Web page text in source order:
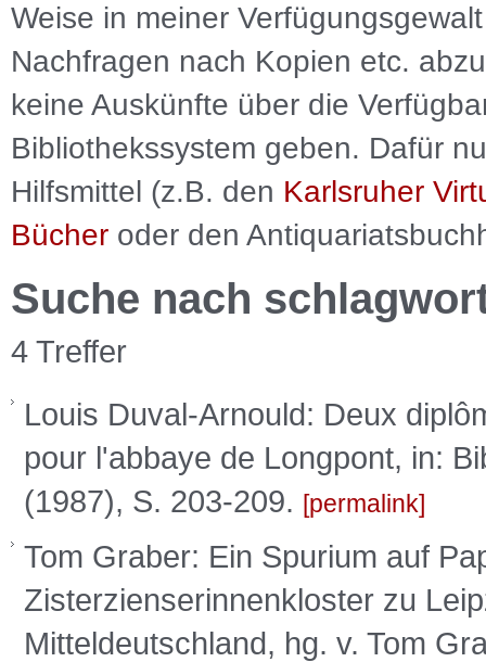
Weise in meiner
Nachfragen nach Kopien etc.
keine Auskünfte über die
Bibliothekssystem geben. Dafür
Hilfsmittel (z.B. den Karlsruher
Bücher oder den
Suche nach
4 Treffer
Louis Duval-Arnould: Deux
pour l'abbaye de Longpont, in:
(1987), S. 203-209.
permalink
Tom Graber: Ein Spurium auf
Zisterzienserinnenkloster zu
Mitteldeutschland, hg. v. Tom